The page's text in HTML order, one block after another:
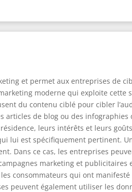
et permet aux entreprises de
moderne qui exploite
du contenu ciblé pour cibler
de blog ou des infographies
leurs intérêts et leurs
lui est spécifiquement pertinent.
Dans ce cas, les entreprises
marketing et publicitaires
consommateurs qui ont
peuvent également utiliser les